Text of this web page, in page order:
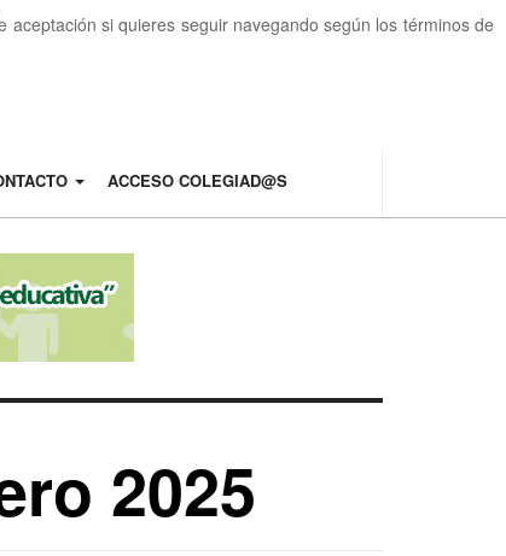
si quieres seguir navegando según los términos de
ACCESO COLEGIAD@S
2025